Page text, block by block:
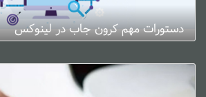
دستورات مهم کرون جاب در لینوکس